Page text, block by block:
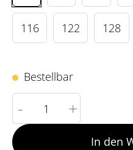
116 122 128
Bestellbar
- +
In den